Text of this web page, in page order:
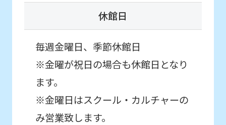
休館日
毎週金曜日、季節休館日
※金曜が祝日の場合も休館日となり
ます。
※金曜日はスクール・カルチャーの
み営業致します。